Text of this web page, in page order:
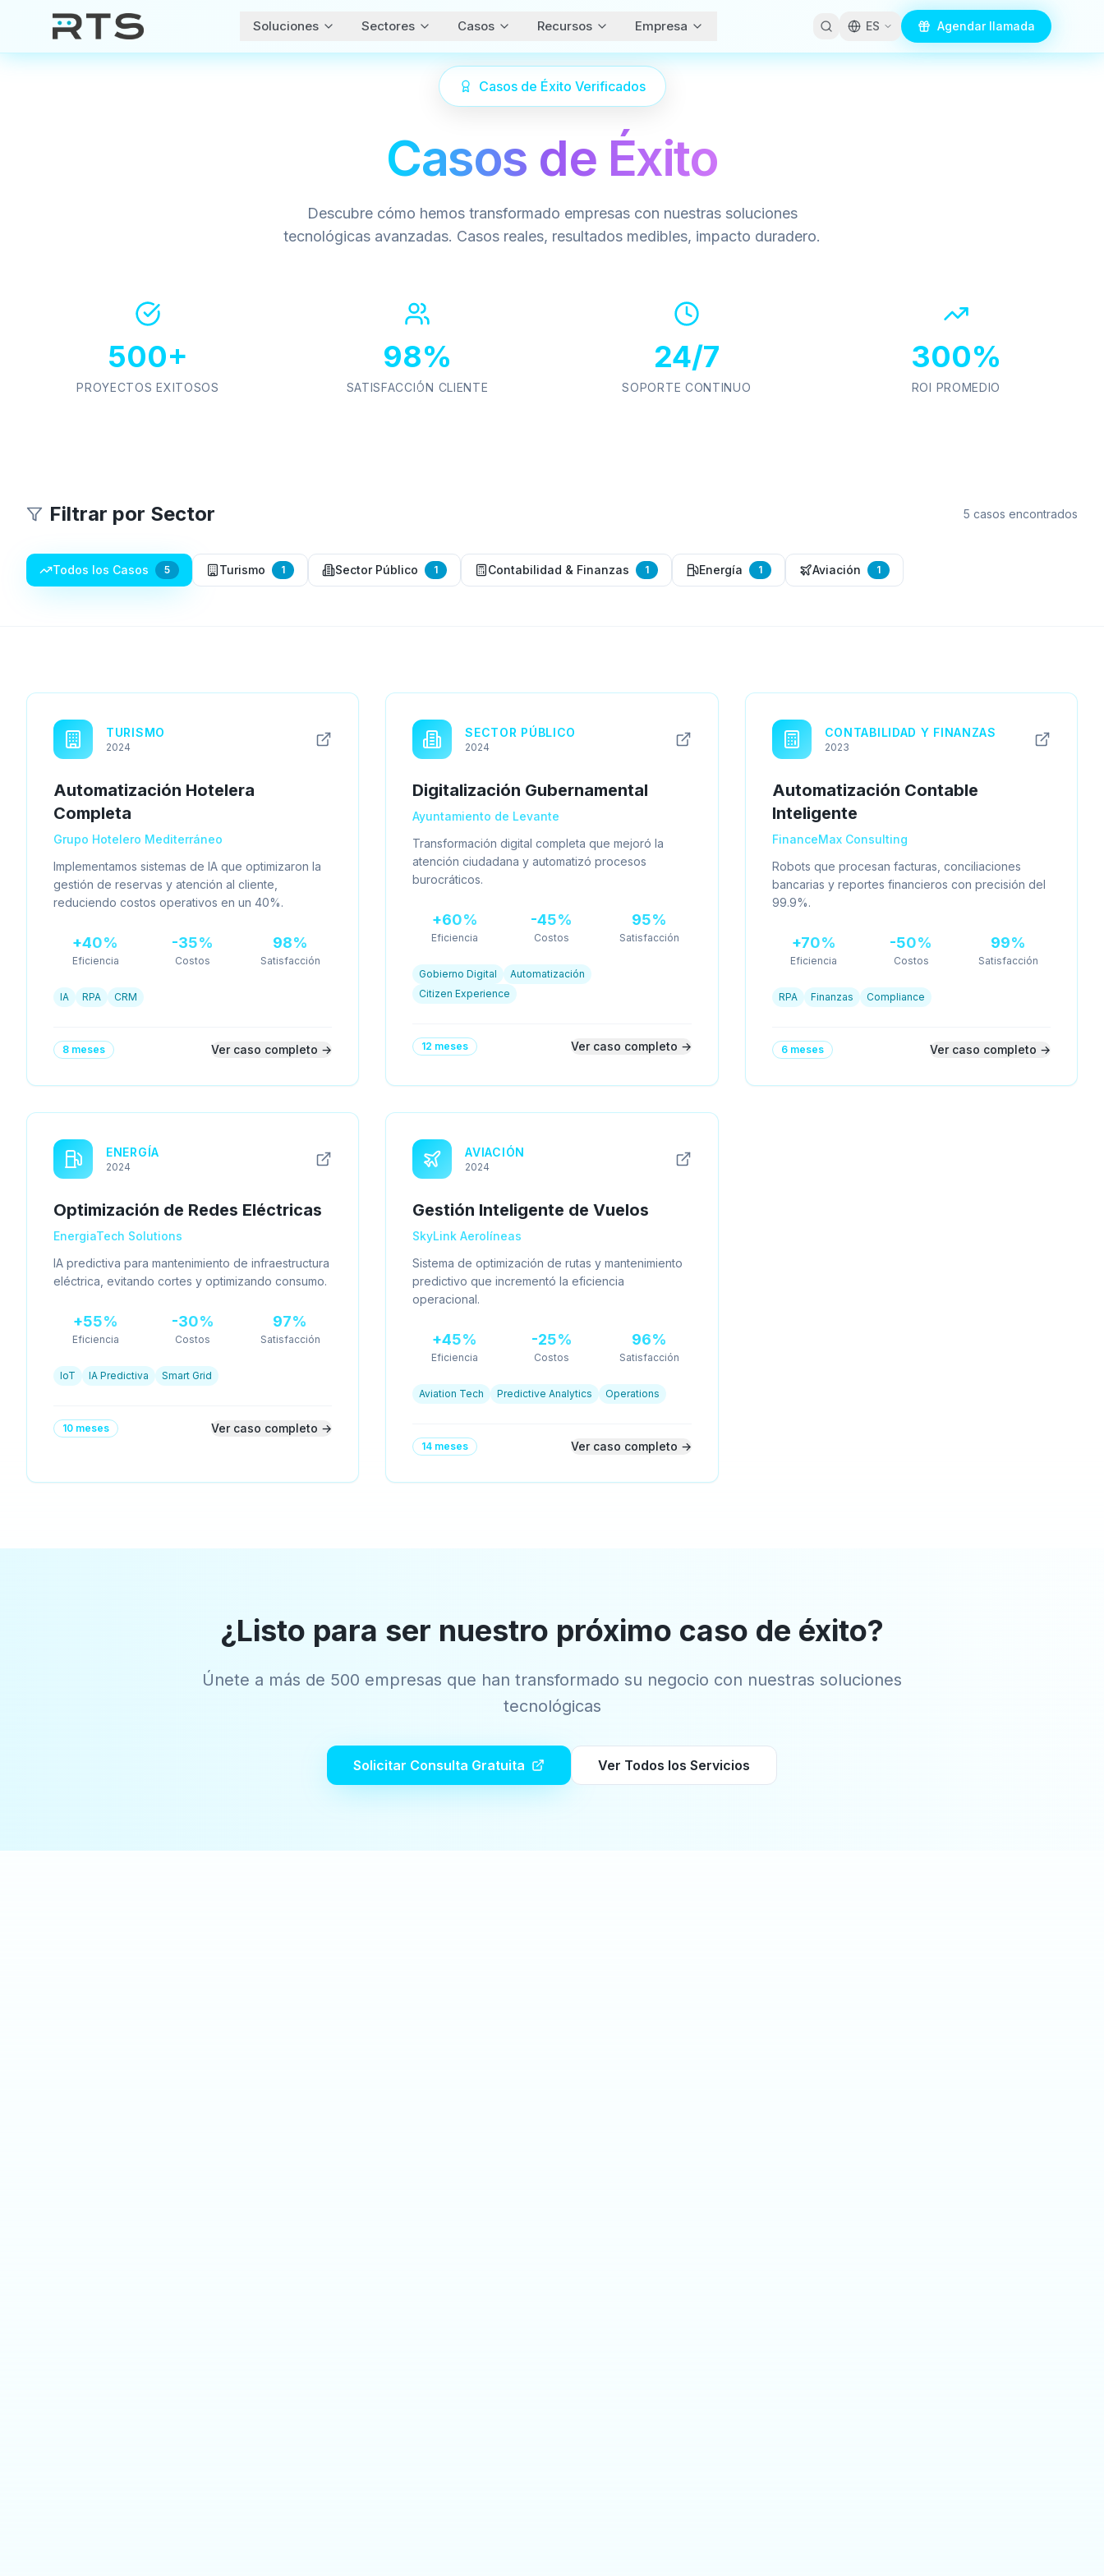
Soluciones Sectores Casos Recursos Empresa ES Agendar llamada
Casos de Éxito Verificados
Casos de Éxito
Descubre cómo hemos transformado empresas con nuestras soluciones
tecnológicas avanzadas. Casos reales, resultados medibles, impacto duradero.
500+
PROYECTOS EXITOSOS
98%
SATISFACCIÓN CLIENTE
24/7
SOPORTE CONTINUO
300%
ROI PROMEDIO
Filtrar por Sector 5 casos encontrados
Todos los Casos 5 Turismo 1 Sector Público 1 Contabilidad & Finanzas 1 Energía 1 Aviación 1
TURISMO
2024
Automatización Hotelera
Completa
Grupo Hotelero Mediterráneo
Implementamos sistemas de IA que optimizaron la
gestión de reservas y atención al cliente,
reduciendo costos operativos en un 40%.
+40%
Eficiencia
-35%
Costos
98%
Satisfacción
IA RPA CRM
8 meses Ver caso completo →
SECTOR PÚBLICO
2024
Digitalización Gubernamental
Ayuntamiento de Levante
Transformación digital completa que mejoró la
atención ciudadana y automatizó procesos
burocráticos.
+60%
Eficiencia
-45%
Costos
95%
Satisfacción
Gobierno Digital
Automatización
Citizen Experience
12 meses Ver caso completo →
CONTABILIDAD Y FINANZAS
2023
Automatización Contable
Inteligente
FinanceMax Consulting
Robots que procesan facturas, conciliaciones
bancarias y reportes financieros con precisión del
99.9%.
+70%
Eficiencia
-50%
Costos
99%
Satisfacción
RPA Finanzas Compliance
6 meses Ver caso completo →
ENERGÍA
2024
Optimización de Redes Eléctricas
EnergiaTech Solutions
IA predictiva para mantenimiento de infraestructura
eléctrica, evitando cortes y optimizando consumo.
+55%
Eficiencia
-30%
Costos
97%
Satisfacción
IoT IA Predictiva Smart Grid
10 meses Ver caso completo →
AVIACIÓN
2024
Gestión Inteligente de Vuelos
SkyLink Aerolíneas
Sistema de optimización de rutas y mantenimiento
predictivo que incrementó la eficiencia
operacional.
+45%
Eficiencia
-25%
Costos
96%
Satisfacción
Aviation Tech Predictive Analytics Operations
14 meses Ver caso completo →
¿Listo para ser nuestro próximo caso de éxito?
Únete a más de 500 empresas que han transformado su negocio con nuestras soluciones
tecnológicas
Solicitar Consulta Gratuita Ver Todos los Servicios